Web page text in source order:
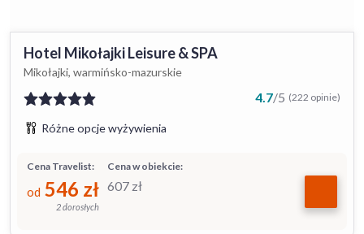
Hotel Mikołajki Leisure & SPA
Mikołajki, warmińsko-mazurskie
4.7/5 (222 opinie)
Różne opcje wyżywienia
Cena w obiekcie:
607 zł
Cena Travelist:
od 546 zł
2 dorosłych